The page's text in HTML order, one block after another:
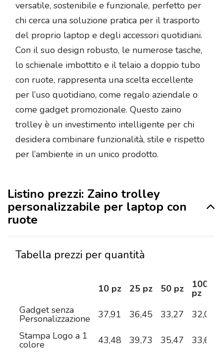
versatile, sostenibile e funzionale, perfetto per
chi cerca una soluzione pratica per il trasporto
del proprio laptop e degli accessori quotidiani.
Con il suo design robusto, le numerose tasche,
lo schienale imbottito e il telaio a doppio tubo
con ruote, rappresenta una scelta eccellente
per l’uso quotidiano, come regalo aziendale o
come gadget promozionale. Questo zaino
trolley è un investimento intelligente per chi
desidera combinare funzionalità, stile e rispetto
per l’ambiente in un unico prodotto.
Listino prezzi: Zaino trolley
personalizzabile per laptop con
ruote
Tabella prezzi per quantità
10 pz 25 pz 50 pz 100
pz
Gadget senza
Personalizzazione 37,91 36,45 33,27
32,04
Stampa Logo a 1
colore 43,48 39,73 35,47
33,66